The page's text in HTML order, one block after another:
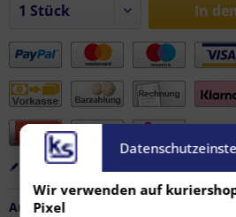
In den
Merken
Artikel-Nr.:
Wir verwenden auf
Pixel